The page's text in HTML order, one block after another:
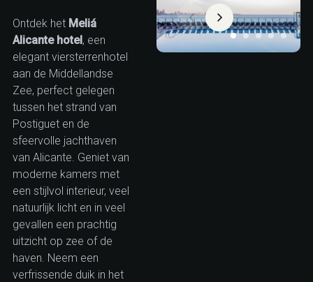
Ontdek het Meliá
Alicante hotel, een
elegant viersterrenhotel
aan de Middellandse
Zee, perfect gelegen
tussen het strand van
Postiguet en de
sfeervolle jachthaven
van Alicante. Geniet van
moderne kamers met
een stijlvol interieur, veel
natuurlijk licht en in veel
gevallen een prachtig
uitzicht op zee of de
haven. Neem een
verfrissende duik in het